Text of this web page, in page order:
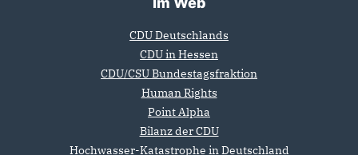
CDU Deutschlands
CDU in Hessen
CDU/CSU Bundestagsfraktion
Human Rights
Point Alpha
Bilanz der CDU
Hochwasser-Katastrophe in Deutschland